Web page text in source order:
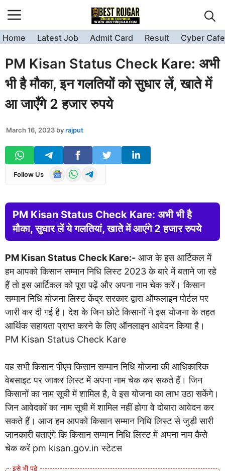
to
content
Home Latest Job Admit Card Result Cyber Cafe
PM Kisan Status Check Kare: अभी
भी है मौका, इन गलतियों को सुधार लें, खाते में
आ जाएँगे 2 हजार रुपये
March 16, 2023 byrajput
Follow Us
PM Kisan Status Check Kare: अभी भी है
मौका, सुधार लें ये गलतियां, खाते में आएंगे 2 हजार रुपये
PM Kisan Status Check Kare:- आज के इस आर्टिकल में
हम आपको किसान सम्मान निधि लिस्ट 2023 के बारे में बताने जा रहे
हैं तो इस आर्टिकल को पूरा पढ़ें और अपना नाम चेक करें। किसान
सम्मान निधि योजना लिस्ट केंद्र सरकार द्वारा ऑफलाइन पोर्टल पर
जारी कर दी गई है। देश के जिन छोटे किसानों ने इस योजना के तहत
आर्थिक सहायता प्राप्त करने के लिए ऑनलाइन आवेदन किया है।
PM Kisan Status Check Kare
वह सभी किसान पीएम किसान सम्मान निधि योजना की आधिकारिक
वेबसाइट पर जाकर लिस्ट में अपना नाम चेक कर सकते हैं। जिन
किसानों का नाम सूची में शामिल है, वे इस योजना का लाभ उठा सकेंगे।
जिन आवेदकों का नाम सूची में शामिल नहीं होगा वे दोबारा आवेदन कर
सकते हैं। आज हम आपको किसान सम्मान निधि लिस्ट से जुड़ी सारी
जानकारी बताएंगे कि किसान सम्मान निधि लिस्ट में अपना नाम कैसे
चेक करें pm kisan.gov.in स्टेटस